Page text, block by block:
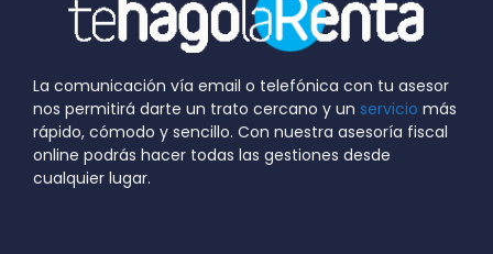
La comunicación vía email o telefónica con tu asesor
nos permitirá darte un trato cercano y un servicio más
rápido, cómodo y sencillo. Con nuestra asesoría fiscal
online podrás hacer todas las gestiones desde
cualquier lugar.